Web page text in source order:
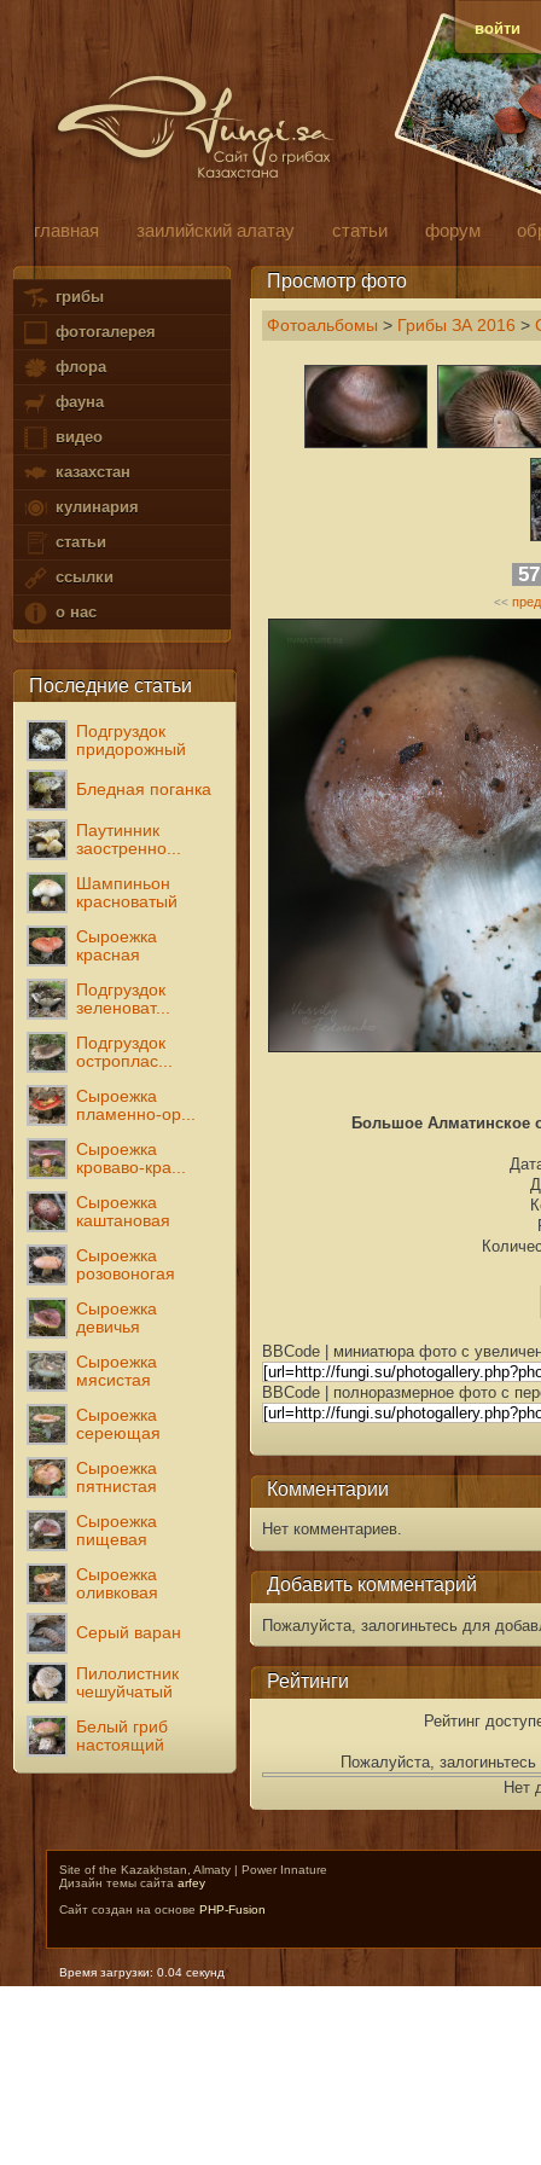
войти
главная заилийский алатау статьи форум
грибы
фотогалерея
флора
фауна
видео
казахстан
кулинария
статьи
ссылки
о нас
Последние статьи
Подгруздок
придорожный
Бледная поганка
Паутинник
заостренно...
Шампиньон
красноватый
Сыроежка
красная
Подгруздок
зеленоват...
Подгруздок
остроплас...
Сыроежка
пламенно-ор...
Сыроежка
кроваво-кра...
Сыроежка
каштановая
Сыроежка
розовоногая
Сыроежка
девичья
Сыроежка
мясистая
Сыроежка
сереющая
Сыроежка
пятнистая
Сыроежка
пищевая
Сыроежка
оливковая
Серый варан
Пилолистник
чешуйчатый
Белый гриб
настоящий
Просмотр фото
Фотоальбомы > Грибы ЗА 2016 >
<<
Большое Алматинское
BBCode | миниатюра фото с
BBCode | полноразмерное фото с
Комментарии
Нет комментариев.
Добавить комментарий
Пожалуйста, залогиньтесь для
Рейтинги
Рейтинг
Пожалуйста,
Нет
Site of the Kazakhstan, Almaty | Power Innature
Дизайн темы сайта arfey
Сайт создан на основе PHP-Fusion
Время загрузки: 0.04 секунд